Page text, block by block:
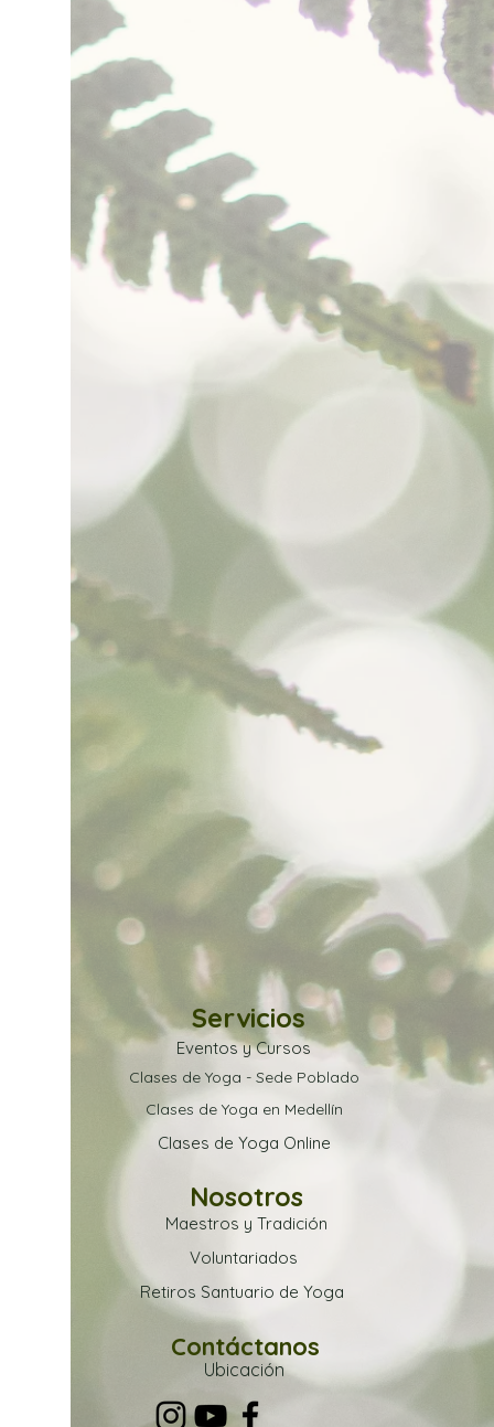
Cualquier inquietud sobre
cursos y demás eventos del
Poblado puedes escribirnos a
nuestro WhatsApp
Los esperamos para
compartir en unión y amor.
Para tener en cuenta: NO
MANEJAMOS EFECTIVO, NI
DATÁFONO EN NUESTRA
SEDE.
Para realizar algún pago
con transferencia bancaria
por favor ponte en contacto
con nosotros por medio de
WhatsApp.
Servicios
Nosotros
Contáctanos
Eventos y Cursos
Clases de Yoga - Sede Poblado
Clases de Yoga en Medellín
Clases de Yoga Online
Maestros y Tradición
Voluntariados
Retiros Santuario de Yoga
Ubicación